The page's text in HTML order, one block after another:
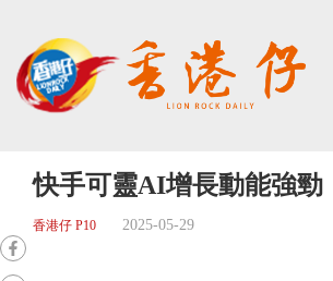
快手可靈AI增長動能強勁
香港仔 P10 2025-05-29